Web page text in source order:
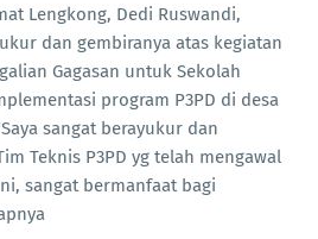
Lengkong, Dedi Ruswandi,
dan gembiranya atas kegiatan
Gagasan untuk Sekolah
program P3PD di desa
sangat berayukur dan
Teknis P3PD yg telah mengawal
sangat bermanfaat bagi